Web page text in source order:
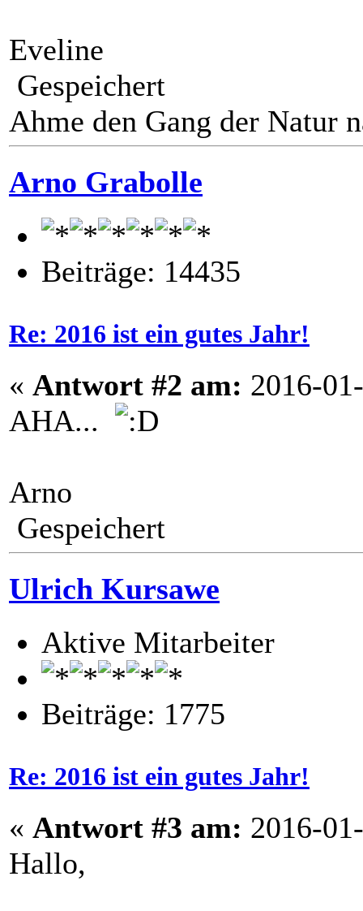
Eveline
Gespeichert
Ahme den Gang der Natur
Arno Grabolle
Beiträge: 14435
Re: 2016 ist ein gutes Jahr!
« Antwort #2 am: 2016-
AHA...
Arno
Gespeichert
Ulrich Kursawe
Aktive Mitarbeiter
Beiträge: 1775
Re: 2016 ist ein gutes Jahr!
« Antwort #3 am: 2016-
Hallo,